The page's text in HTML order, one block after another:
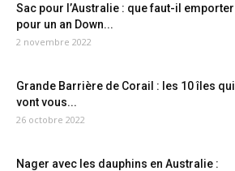
Sac pour l’Australie : que faut-il emporter
pour un an Down...
2 novembre 2022
Grande Barrière de Corail : les 10 îles qui
vont vous...
26 octobre 2022
Nager avec les dauphins en Australie :